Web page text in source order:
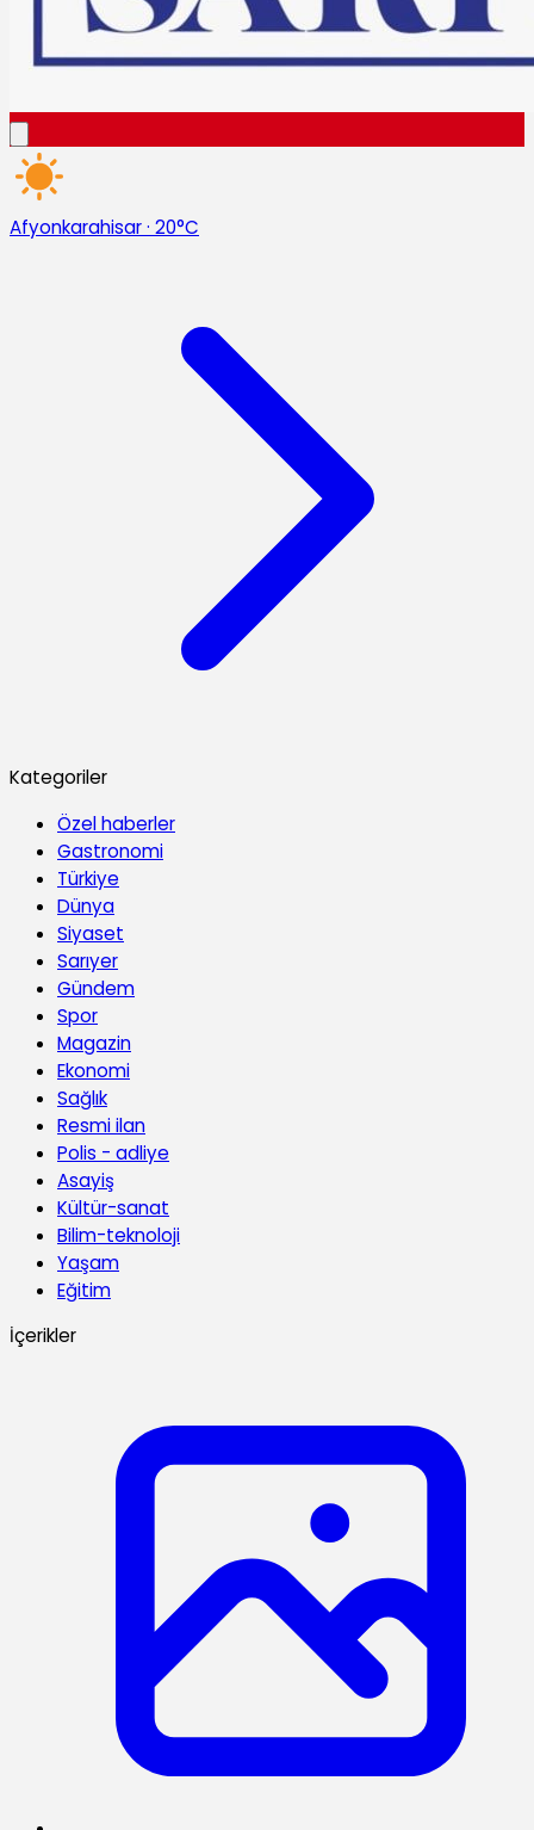
Afyonkarahisar· 20°C
Kategoriler
Özel haberler
Gastronomi
Türkiye
Dünya
Siyaset
Sarıyer
Gündem
Spor
Magazin
Ekonomi
Sağlık
Resmi ilan
Polis - adliye
Asayiş
Kültür-sanat
Bilim-teknoloji
Yaşam
Eğitim
İçerikler